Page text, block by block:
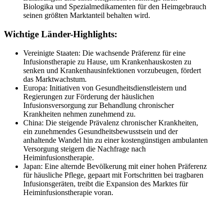
Biologika und Spezialmedikamenten für den Heimgebrauch
seinen größten Marktanteil behalten wird.
Wichtige Länder-Highlights:
Vereinigte Staaten: Die wachsende Präferenz für eine
Infusionstherapie zu Hause, um Krankenhauskosten zu
senken und Krankenhausinfektionen vorzubeugen, fördert
das Marktwachstum.
Europa: Initiativen von Gesundheitsdienstleistern und
Regierungen zur Förderung der häuslichen
Infusionsversorgung zur Behandlung chronischer
Krankheiten nehmen zunehmend zu.
China: Die steigende Prävalenz chronischer Krankheiten,
ein zunehmendes Gesundheitsbewusstsein und der
anhaltende Wandel hin zu einer kostengünstigen ambulanten
Versorgung steigern die Nachfrage nach
Heiminfusionstherapie.
Japan: Eine alternde Bevölkerung mit einer hohen Präferenz
für häusliche Pflege, gepaart mit Fortschritten bei tragbaren
Infusionsgeräten, treibt die Expansion des Marktes für
Heiminfusionstherapie voran.